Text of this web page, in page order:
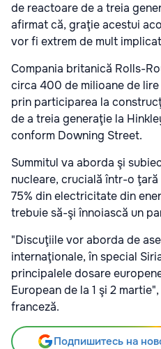
de reactoare de a treia
afirmat că, graţie acestui
vor fi extrem de mult
Compania britanică Rolls-
circa 400 de milioane de
prin participarea la
de a treia generaţie la
conform Downing Street.
Summitul va aborda şi
nucleare, crucială într-o
75% din electricitate din
trebuie să-şi înnoiască un
"Discuţiile vor aborda de
internaţionale, în special
principalele dosare
European de la 1 şi 2
franceză.
Подпишитесь на